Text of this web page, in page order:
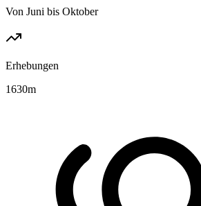
Von Juni bis Oktober
Erhebungen
1630m